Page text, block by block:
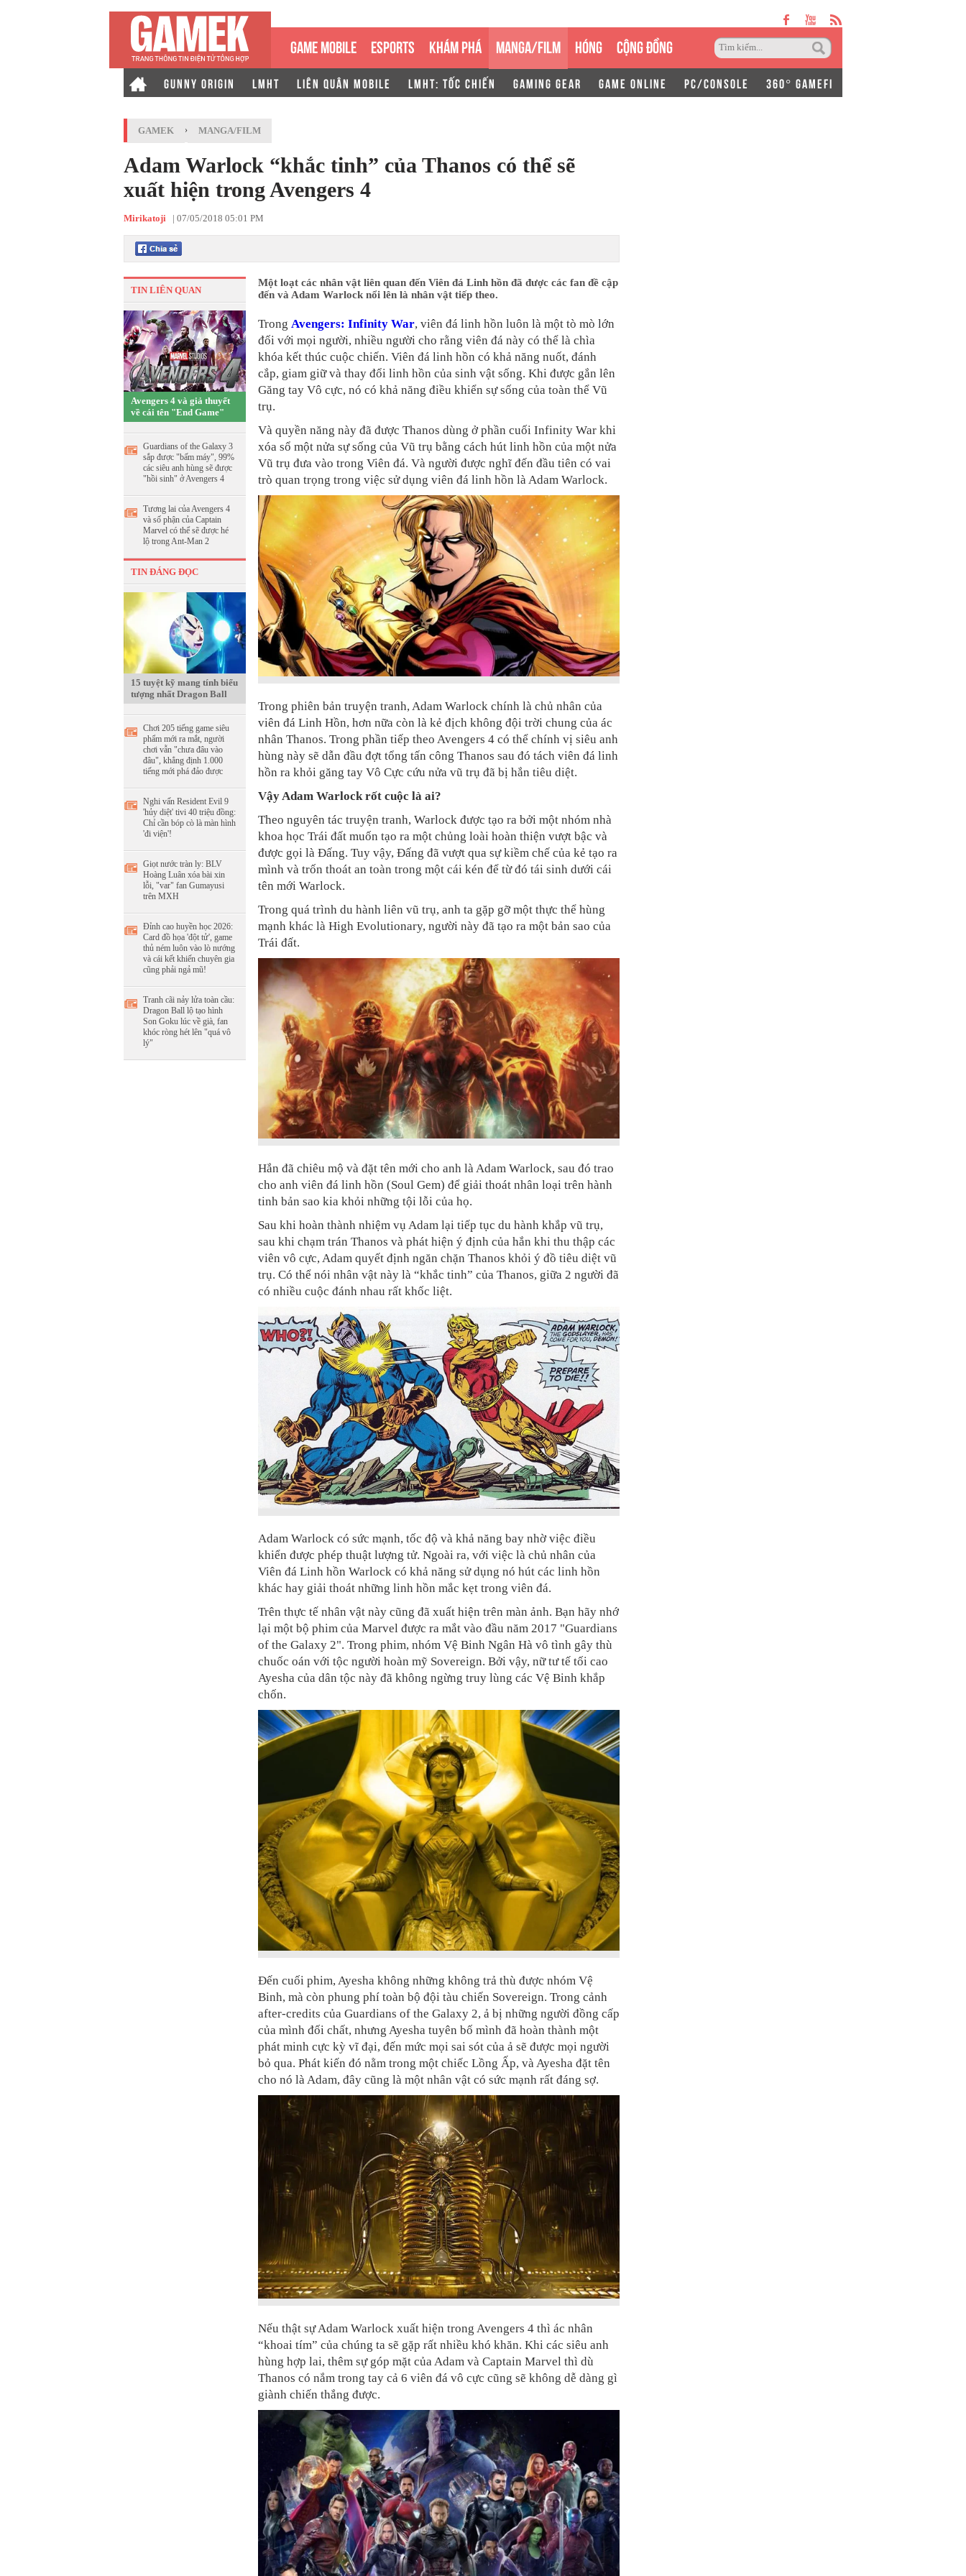
GAME MOBILE ESPORTS KHÁM PHÁ MANGA/FILM HÓNG CỘNG ĐỒNG
GUNNY ORIGIN LMHT LIÊN QUÂN MOBILE LMHT: TỐC CHIẾN GAMING GEAR GAME ONLINE PC/CONSOLE 360° GAMEFI
GAMEK › MANGA/FILM
Adam Warlock “khắc tinh” của Thanos có thể sẽ
xuất hiện trong Avengers 4
Mirikatoji | 07/05/2018 05:01 PM
TIN LIÊN QUAN
Avengers 4 và giả thuyết
về cái tên "End Game"
Guardians of the Galaxy 3
sắp được "bấm máy", 99%
các siêu anh hùng sẽ được
"hồi sinh" ở Avengers 4
Tương lai của Avengers 4
và số phận của Captain
Marvel có thể sẽ được hé
lộ trong Ant-Man 2
TIN ĐÁNG ĐỌC
15 tuyệt kỹ mang tính biểu
tượng nhất Dragon Ball
Chơi 205 tiếng game siêu
phẩm mới ra mắt, người
chơi vẫn "chưa đâu vào
đâu", khẳng định 1.000
tiếng mới phá đảo được
Nghi vấn Resident Evil 9
'hủy diệt' tivi 40 triệu đồng:
Chỉ cần bóp cò là màn hình
'đi viện'!
Giọt nước tràn ly: BLV
Hoàng Luân xóa bài xin
lỗi, "var" fan Gumayusi
trên MXH
Đỉnh cao huyền học 2026:
Card đồ họa 'đột tử', game
thủ ném luôn vào lò nướng
và cái kết khiến chuyên gia
cũng phải ngả mũ!
Tranh cãi nảy lửa toàn cầu:
Dragon Ball lộ tạo hình
Son Goku lúc về già, fan
khóc ròng hét lên "quá vô
lý"
Một loạt các nhân vật liên quan đến Viên đá Linh hồn đã được các fan đề cập
đến và Adam Warlock nổi lên là nhân vật tiếp theo.
Trong Avengers: Infinity War, viên đá linh hồn luôn là một tò mò lớn
đối với mọi người, nhiều người cho rằng viên đá này có thể là chìa
khóa kết thúc cuộc chiến. Viên đá linh hồn có khả năng nuốt, đánh
cắp, giam giữ và thay đổi linh hồn của sinh vật sống. Khi được gắn lên
Găng tay Vô cực, nó có khả năng điều khiển sự sống của toàn thể Vũ
trụ.
Và quyền năng này đã được Thanos dùng ở phần cuối Infinity War khi
xóa sổ một nửa sự sống của Vũ trụ bằng cách hút linh hồn của một nửa
Vũ trụ đưa vào trong Viên đá. Và người được nghĩ đến đầu tiên có vai
trò quan trọng trong việc sử dụng viên đá linh hồn là Adam Warlock.
Trong phiên bản truyện tranh, Adam Warlock chính là chủ nhân của
viên đá Linh Hồn, hơn nữa còn là kẻ địch không đội trời chung của ác
nhân Thanos. Trong phần tiếp theo Avengers 4 có thể chính vị siêu anh
hùng này sẽ dẫn đầu đợt tổng tấn công Thanos sau đó tách viên đá linh
hồn ra khỏi găng tay Vô Cực cứu nửa vũ trụ đã bị hắn tiêu diệt.
Vậy Adam Warlock rốt cuộc là ai?
Theo nguyên tác truyện tranh, Warlock được tạo ra bởi một nhóm nhà
khoa học Trái đất muốn tạo ra một chủng loài hoàn thiện vượt bậc và
được gọi là Đấng. Tuy vậy, Đấng đã vượt qua sự kiềm chế của kẻ tạo ra
mình và trốn thoát an toàn trong một cái kén để từ đó tái sinh dưới cái
tên mới Warlock.
Trong quá trình du hành liên vũ trụ, anh ta gặp gỡ một thực thể hùng
mạnh khác là High Evolutionary, người này đã tạo ra một bản sao của
Trái đất.
Hắn đã chiêu mộ và đặt tên mới cho anh là Adam Warlock, sau đó trao
cho anh viên đá linh hồn (Soul Gem) để giải thoát nhân loại trên hành
tinh bản sao kia khỏi những tội lỗi của họ.
Sau khi hoàn thành nhiệm vụ Adam lại tiếp tục du hành khắp vũ trụ,
sau khi chạm trán Thanos và phát hiện ý định của hắn khi thu thập các
viên vô cực, Adam quyết định ngăn chặn Thanos khỏi ý đồ tiêu diệt vũ
trụ. Có thể nói nhân vật này là “khắc tinh” của Thanos, giữa 2 người đã
có nhiều cuộc đánh nhau rất khốc liệt.
Adam Warlock có sức mạnh, tốc độ và khả năng bay nhờ việc điều
khiển được phép thuật lượng tử. Ngoài ra, với việc là chủ nhân của
Viên đá Linh hồn Warlock có khả năng sử dụng nó hút các linh hồn
khác hay giải thoát những linh hồn mắc kẹt trong viên đá.
Trên thực tế nhân vật này cũng đã xuất hiện trên màn ảnh. Bạn hãy nhớ
lại một bộ phim của Marvel được ra mắt vào đầu năm 2017 "Guardians
of the Galaxy 2". Trong phim, nhóm Vệ Binh Ngân Hà vô tình gây thù
chuốc oán với tộc người hoàn mỹ Sovereign. Bởi vậy, nữ tư tế tối cao
Ayesha của dân tộc này đã không ngừng truy lùng các Vệ Binh khắp
chốn.
Đến cuối phim, Ayesha không những không trả thù được nhóm Vệ
Binh, mà còn phung phí toàn bộ đội tàu chiến Sovereign. Trong cảnh
after-credits của Guardians of the Galaxy 2, ả bị những người đồng cấp
của mình đối chất, nhưng Ayesha tuyên bố mình đã hoàn thành một
phát minh cực kỳ vĩ đại, đến mức mọi sai sót của ả sẽ được mọi người
bỏ qua. Phát kiến đó nằm trong một chiếc Lồng Ấp, và Ayesha đặt tên
cho nó là Adam, đây cũng là một nhân vật có sức mạnh rất đáng sợ.
Nếu thật sự Adam Warlock xuất hiện trong Avengers 4 thì ác nhân
“khoai tím” của chúng ta sẽ gặp rất nhiều khó khăn. Khi các siêu anh
hùng hợp lai, thêm sự góp mặt của Adam và Captain Marvel thì dù
Thanos có nắm trong tay cả 6 viên đá vô cực cũng sẽ không dễ dàng gì
giành chiến thắng được.